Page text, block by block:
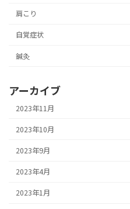
肩こり
自覚症状
鍼灸
アーカイブ
2023年11月
2023年10月
2023年9月
2023年4月
2023年1月